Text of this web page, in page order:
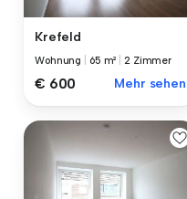
Krefeld
Wohnung 65 m² |2 Zimmer
€ 600 Mehr sehen